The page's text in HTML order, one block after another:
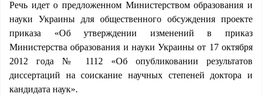
Речь идет о предложенном Министерством образования и
науки Украины для общественного обсуждения проекте
приказа «Об утверждении изменений в приказ
Министерства образования и науки Украины от 17 октября
2012 года № 1112 «Об опубликовании результатов
диссертаций на соискание научных степеней доктора и
кандидата наук».